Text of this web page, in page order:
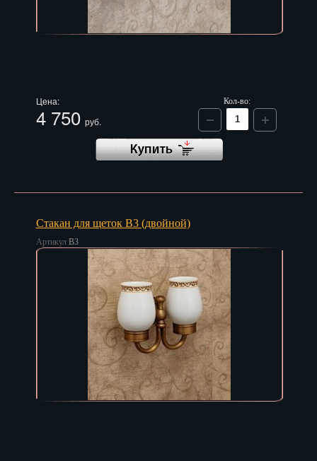
Цена:
4 750 руб.
Кол-во:
Стакан для щеток B3 (двойной)
Артикул B3